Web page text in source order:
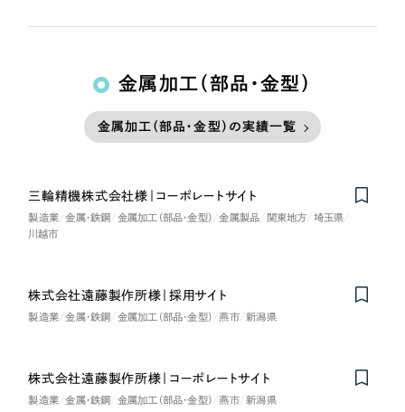
金属加工（部品・金型）
金属加工（部品・金型）の実績一覧
三輪精機株式会社様｜コーポレートサイト
製造業 金属・鉄鋼 金属加工（部品・金型） 金属製品 関東地方
埼玉県
川越市
株式会社遠藤製作所様｜採用サイト
製造業 金属・鉄鋼 金属加工（部品・金型） 燕市 新潟県
株式会社遠藤製作所様｜コーポレートサイト
製造業 金属・鉄鋼 金属加工（部品・金型） 燕市 新潟県